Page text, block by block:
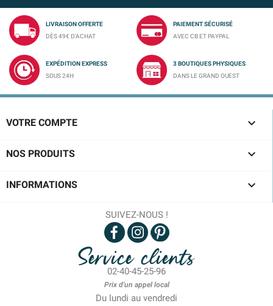
LIVRAISON OFFERTE
DÈS 49€ D'ACHAT
PAIEMENT SÉCURISÉ
AVEC CB ET PAYPAL
EXPÉDITION EXPRESS
SOUS 24H
3 BOUTIQUES PHYSIQUES
DANS LE GRAND OUEST
VOTRE COMPTE 
NOS PRODUITS 
INFORMATIONS 
SUIVEZ-NOUS !
Service clients
02-40-45-25-96
Prix d'un appel local
Du lundi au vendredi